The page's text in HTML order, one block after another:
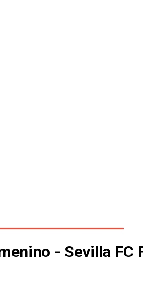
Femenino para la 2026/27
choque ante el Bayer
- Sevilla